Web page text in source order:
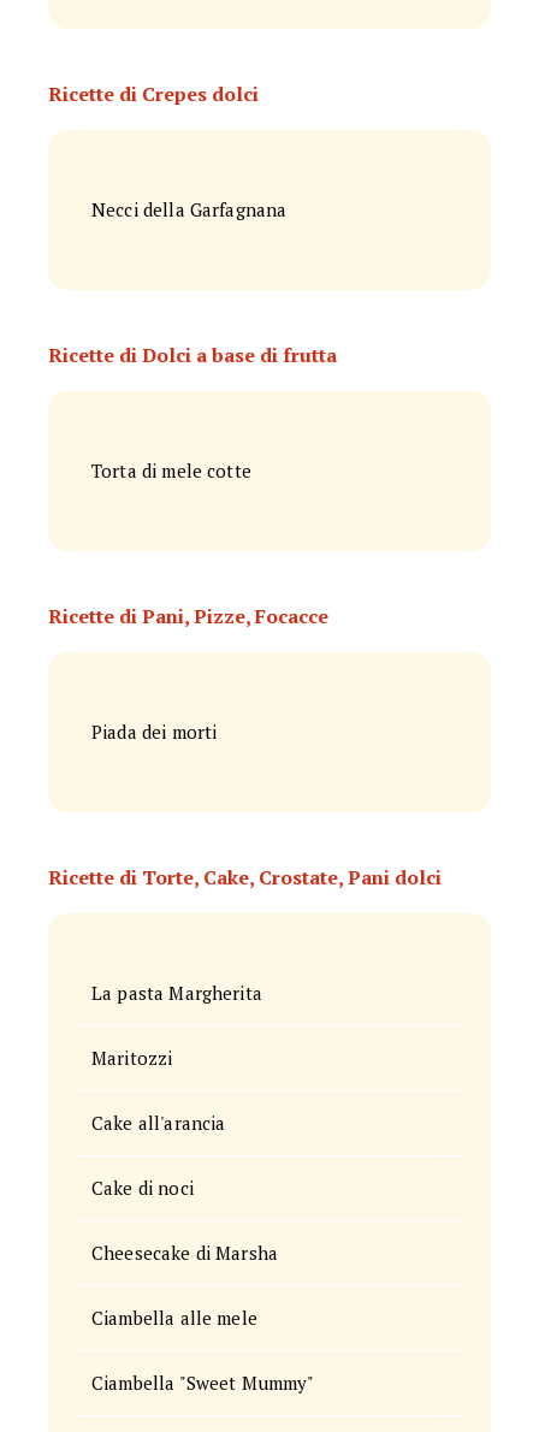
Ricette di Crepes dolci
Necci della Garfagnana
Ricette di Dolci a base di frutta
Torta di mele cotte
Ricette di Pani, Pizze, Focacce
Piada dei morti
Ricette di Torte, Cake, Crostate, Pani dolci
La pasta Margherita
Maritozzi
Cake all'arancia
Cake di noci
Cheesecake di Marsha
Ciambella alle mele
Ciambella "Sweet Mummy"